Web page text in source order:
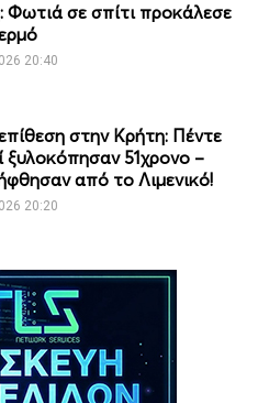
Φωτιά σε σπίτι προκάλεσε
20:40
στην Κρήτη: Πέντε
ξυλοκόπησαν 51χρονο –
από το Λιμενικό!
20:20